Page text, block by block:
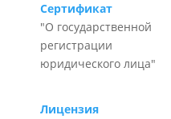
Сертификат
"О государственной
регистрации
юридического лица"
Лицензия